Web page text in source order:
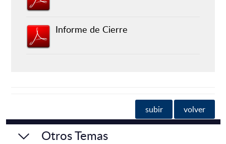
Informe de Cierre
subir volver
Otros Temas